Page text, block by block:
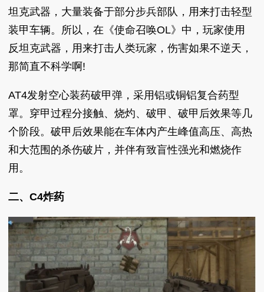
坦克武器，大量装备于部分步兵部队，用来打击轻型
装甲车辆。所以，在《使命召唤OL》中，玩家使用
反坦克武器，用来打击人类玩家，伤害如果不逆天，
那简直不科学啊!
AT4发射空心装药破甲弹，采用铝或铜铝复合药型
罩。穿甲过程分接触、烧灼、破甲、破甲后效果等几
个阶段。破甲后效果能在车体内产生峰值高压、高热
和大范围的杀伤破片，并伴有致盲性强光和燃烧作
用。
二、C4炸药